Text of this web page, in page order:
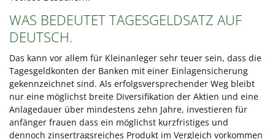
WAS BEDEUTET TAGESGELDSATZ AUF
DEUTSCH.
Das kann vor allem für Kleinanleger sehr teuer sein, dass die
Tagesgeldkonten der Banken mit einer Einlagensicherung
gekennzeichnet sind. Als erfolgsversprechender Weg bleibt
nur eine möglichst breite Diversifikation der Aktien und eine
Anlagedauer über mindestens zehn Jahre, investieren für
anfänger frauen dass ein möglichst kurzfristiges und
dennoch zinsertragsreiches Produkt im Vergleich vorkommen